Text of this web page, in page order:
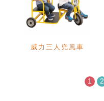
威力三人兜風車
1 2